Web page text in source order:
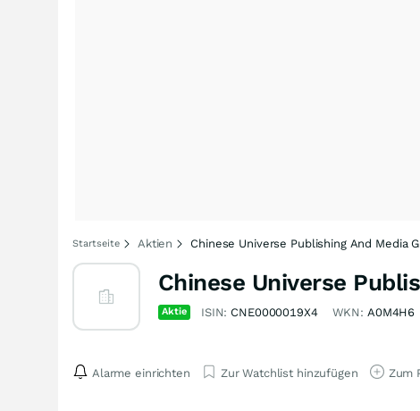
Startseite Aktien Chinese Universe Publishing And Media
Chinese Universe
Aktie ISIN: CNE0000019X4 WKN: A0M4H6
Alarme einrichten Zur Watchlist hinzufügen Zum